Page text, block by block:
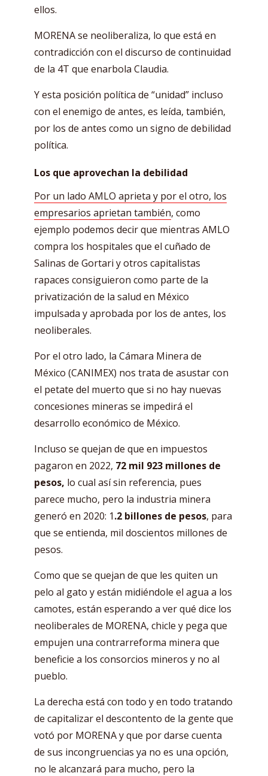
ellos.
MORENA se neoliberaliza, lo que está en
contradicción con el discurso de continuidad
de la 4T que enarbola Claudia.
Y esta posición política de “unidad” incluso
con el enemigo de antes, es leída, también,
por los de antes como un signo de debilidad
política.
Los que aprovechan la debilidad
Por un lado AMLO aprieta y por el otro, los
empresarios aprietan también, como
ejemplo podemos decir que mientras AMLO
compra los hospitales que el cuñado de
Salinas de Gortari y otros capitalistas
rapaces consiguieron como parte de la
privatización de la salud en México
impulsada y aprobada por los de antes, los
neoliberales.
Por el otro lado, la Cámara Minera de
México (CANIMEX) nos trata de asustar con
el petate del muerto que si no hay nuevas
concesiones mineras se impedirá el
desarrollo económico de México.
Incluso se quejan de que en impuestos
pagaron en 2022, 72 mil 923 millones de
pesos, lo cual así sin referencia, pues
parece mucho, pero la industria minera
generó en 2020: 1.2 billones de pesos, para
que se entienda, mil doscientos millones de
pesos.
Como que se quejan de que les quiten un
pelo al gato y están midiéndole el agua a los
camotes, están esperando a ver qué dice los
neoliberales de MORENA, chicle y pega que
empujen una contrarreforma minera que
beneficie a los consorcios mineros y no al
pueblo.
La derecha está con todo y en todo tratando
de capitalizar el descontento de la gente que
votó por MORENA y que por darse cuenta
de sus incongruencias ya no es una opción,
no le alcanzará para mucho, pero la